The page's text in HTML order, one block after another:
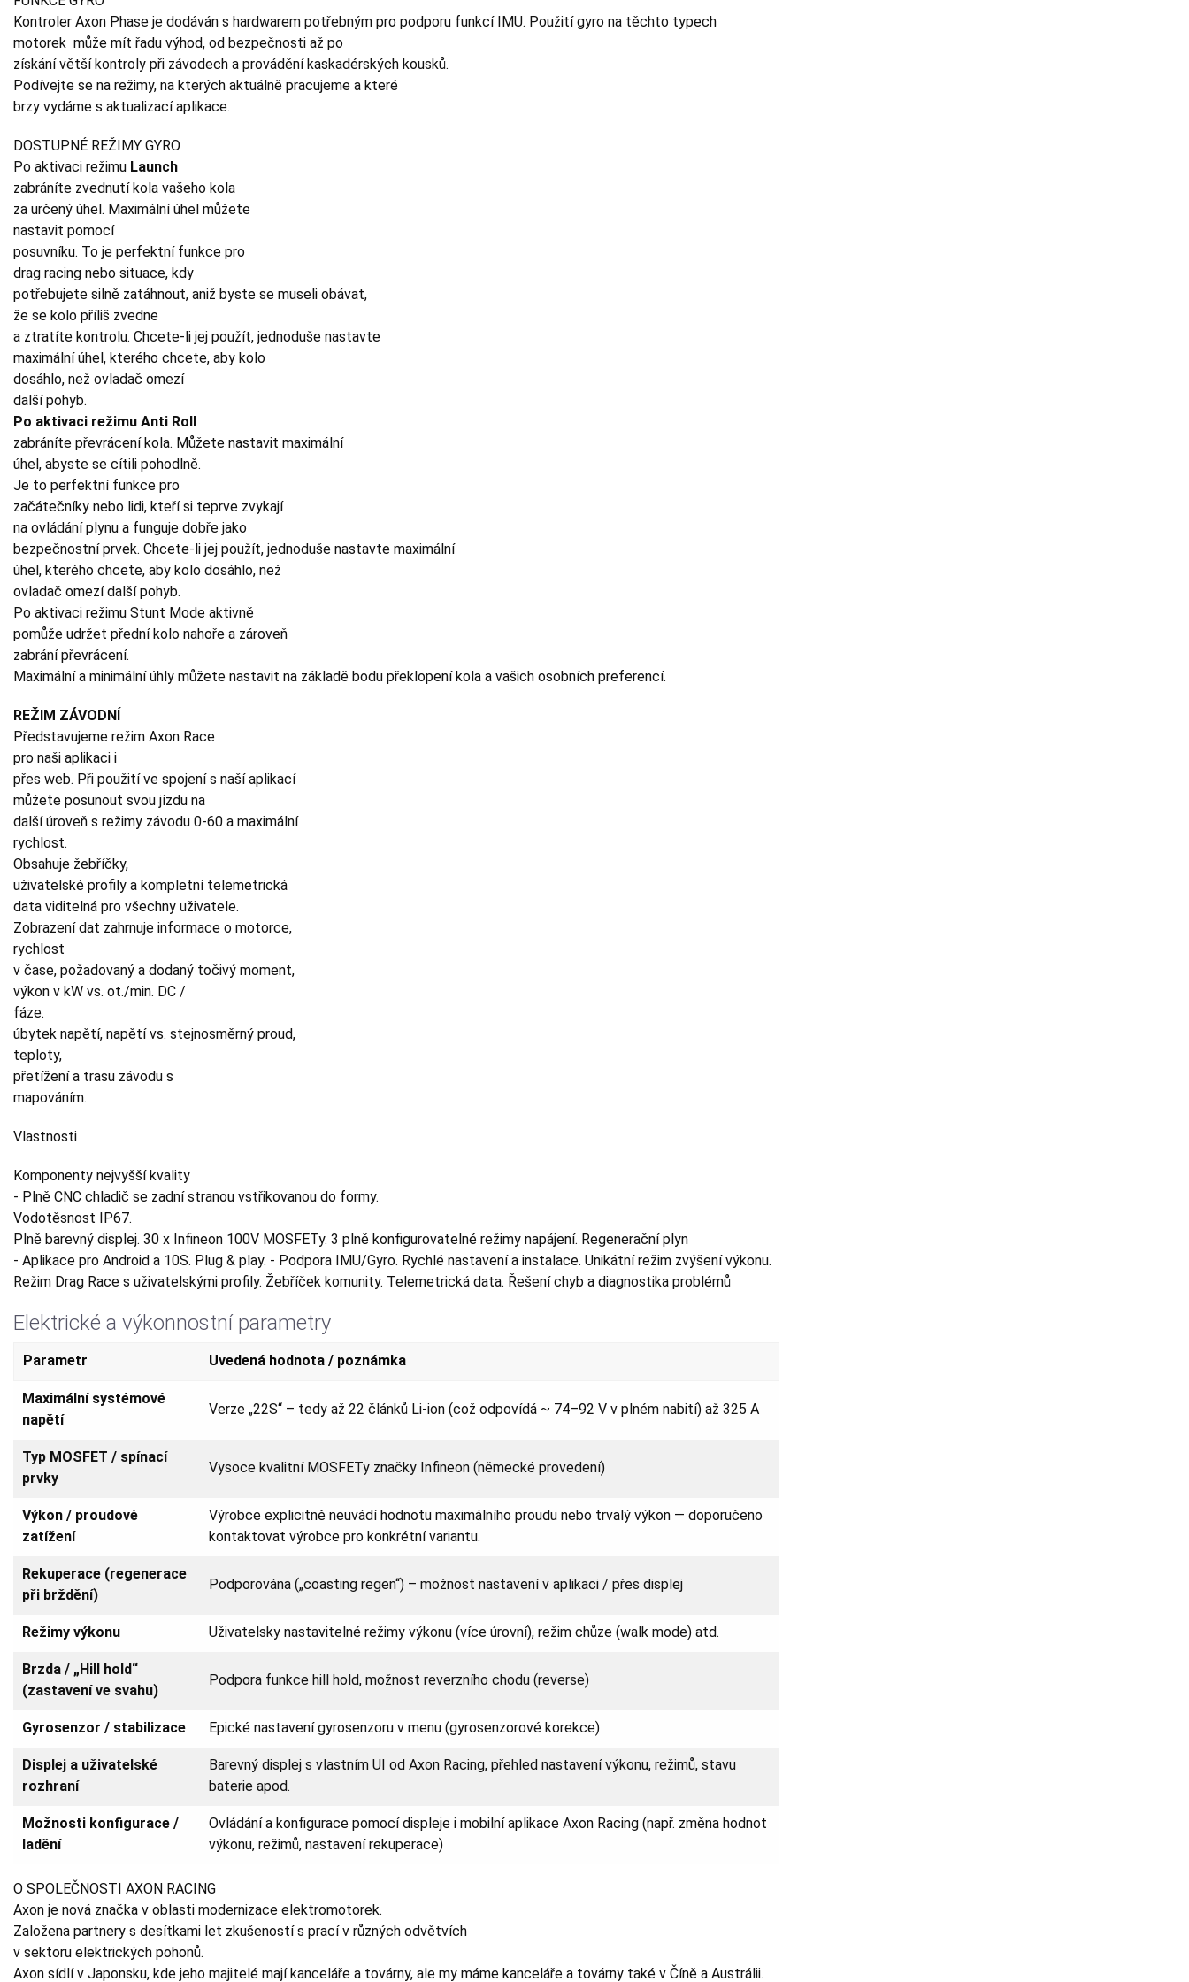
Kontroler Axon Phase je dodáván s hardwarem potřebným pro podporu funkcí IMU. Použití gyro na těchto typech
motorek může mít řadu výhod, od bezpečnosti až po
získání větší kontroly při závodech a provádění kaskadérských kousků.
Podívejte se na režimy, na kterých aktuálně pracujeme a které
brzy vydáme s aktualizací aplikace.
DOSTUPNÉ REŽIMY GYRO
Po aktivaci režimu Launch
zabráníte zvednutí kola vašeho kola
za určený úhel. Maximální úhel můžete
nastavit pomocí
posuvníku. To je perfektní funkce pro
drag racing nebo situace, kdy
potřebujete silně zatáhnout, aniž byste se museli obávat,
že se kolo příliš zvedne
a ztratíte kontrolu. Chcete-li jej použít, jednoduše nastavte
maximální úhel, kterého chcete, aby kolo
dosáhlo, než ovladač omezí
další pohyb.
Po aktivaci režimu Anti Roll
zabráníte převrácení kola. Můžete nastavit maximální
úhel, abyste se cítili pohodlně.
Je to perfektní funkce pro
začátečníky nebo lidi, kteří si teprve zvykají
na ovládání plynu a funguje dobře jako
bezpečnostní prvek. Chcete-li jej použít, jednoduše nastavte maximální
úhel, kterého chcete, aby kolo dosáhlo, než
ovladač omezí další pohyb.
Po aktivaci režimu Stunt Mode aktivně
pomůže udržet přední kolo nahoře a zároveň
zabrání převrácení.
Maximální a minimální úhly můžete nastavit na základě bodu překlopení kola a vašich osobních preferencí.
REŽIM ZÁVODNÍ
Představujeme režim Axon Race
pro naši aplikaci i
přes web. Při použití ve spojení s naší aplikací
můžete posunout svou jízdu na
další úroveň s režimy závodu 0-60 a maximální
rychlost.
Obsahuje žebříčky,
uživatelské profily a kompletní telemetrická
data viditelná pro všechny uživatele.
Zobrazení dat zahrnuje informace o motorce,
rychlost
v čase, požadovaný a dodaný točivý moment,
výkon v kW vs. ot./min. DC /
fáze.
úbytek napětí, napětí vs. stejnosměrný proud,
teploty,
přetížení a trasu závodu s
mapováním.
Vlastnosti
Komponenty nejvyšší kvality
- Plně CNC chladič se zadní stranou vstřikovanou do formy.
Vodotěsnost IP67.
Plně barevný displej. 30 x Infineon 100V MOSFETy. 3 plně konfigurovatelné režimy napájení. Regenerační plyn
- Aplikace pro Android a 10S. Plug & play. - Podpora IMU/Gyro. Rychlé nastavení a instalace. Unikátní režim zvýšení výkonu.
Režim Drag Race s uživatelskými profily. Žebříček komunity. Telemetrická data. Řešení chyb a diagnostika problémů
Elektrické a výkonnostní parametry
Parametr Uvedená hodnota / poznámka
Maximální systémové
napětí
Verze „22S“ – tedy až 22 článků Li-ion (což odpovídá ~ 74–92 V v plném nabití) až 325 A
Typ MOSFET / spínací
prvky
Vysoce kvalitní MOSFETy značky Infineon (německé provedení)
Výkon / proudové
zatížení
Výrobce explicitně neuvádí hodnotu maximálního proudu nebo trvalý výkon — doporučeno
kontaktovat výrobce pro konkrétní variantu.
Rekuperace (regenerace
při brždění)
Podporována („coasting regen“) – možnost nastavení v aplikaci / přes displej
Režimy výkonu Uživatelsky nastavitelné režimy výkonu (více úrovní), režim chůze (walk mode) atd.
Brzda / „Hill hold“
(zastavení ve svahu)
Podpora funkce hill hold, možnost reverzního chodu (reverse)
Gyrosenzor / stabilizace Epické nastavení gyrosenzoru v menu (gyrosenzorové korekce)
Displej a uživatelské
rozhraní
Barevný displej s vlastním UI od Axon Racing, přehled nastavení výkonu, režimů, stavu
baterie apod.
Možnosti konfigurace /
ladění
Ovládání a konfigurace pomocí displeje i mobilní aplikace Axon Racing (např. změna hodnot
výkonu, režimů, nastavení rekuperace)
O SPOLEČNOSTI AXON RACING
Axon je nová značka v oblasti modernizace elektromotorek.
Založena partnery s desítkami let zkušeností s prací v různých odvětvích
v sektoru elektrických pohonů.
Axon sídlí v Japonsku, kde jeho majitelé mají kanceláře a továrny, ale my máme kanceláře a továrny také v Číně a Austrálii.